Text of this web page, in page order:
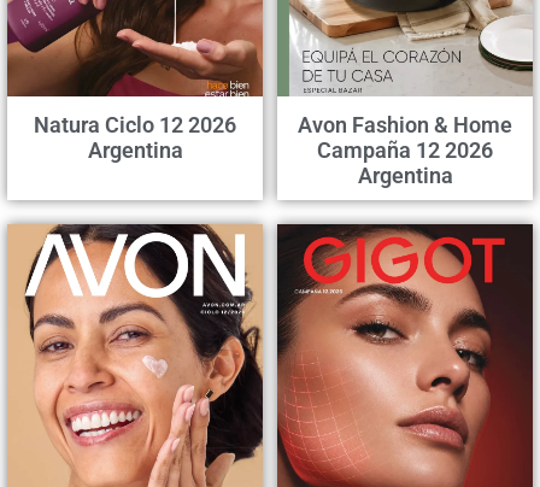
Natura Ciclo 12 2026
Argentina
Avon Fashion & Home
Campaña 12 2026
Argentina